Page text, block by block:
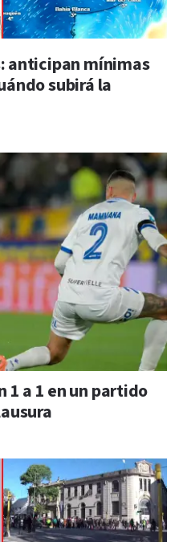
anticipan mínimas
subirá la
1 a 1 en un partido